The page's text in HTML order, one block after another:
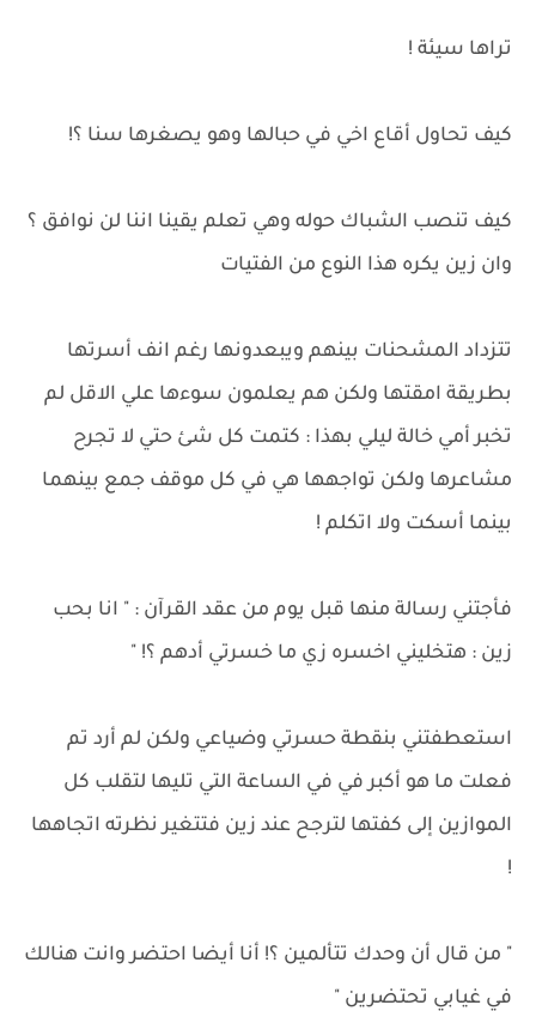
تراها سيئة !
كيف تحاول أقاع اخي في حبالها وهو يصغرها سنا ؟!
كيف تنصب الشباك حوله وهي تعلم يقينا اننا لن نوافق ؟
وان زين يكره هذا النوع من الفتيات
تتزداد المشحنات بينهم ويبعدونها رغم انف أسرتها
بطريقة امقتها ولكن هم يعلمون سوءها علي الاقل لم
تخبر أمي خالة ليلي بهذا : كتمت كل شئ حتي لا تجرح
مشاعرها ولكن تواجهها هي في كل موقف جمع بينهما
بينما أسكت ولا اتكلم !
فأجتني رسالة منها قبل يوم من عقد القرآن : " انا بحب
زين : هتخليني اخسره زي ما خسرتي أدهم ؟! "
استعطفتني بنقطة حسرتي وضياعي ولكن لم أرد تم
فعلت ما هو أكبر في في الساعة التي تليها لتقلب كل
الموازين إلى كفتها لترجح عند زين فتتغير نظرته اتجاهها
!
" من قال أن وحدك تتألمين ؟! أنا أيضا احتضر وانت هنالك
في غيابي تحتضرين "